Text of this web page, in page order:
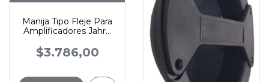
Manija Tipo Fleje Para
Amplificadores Jahro
$3.786,00